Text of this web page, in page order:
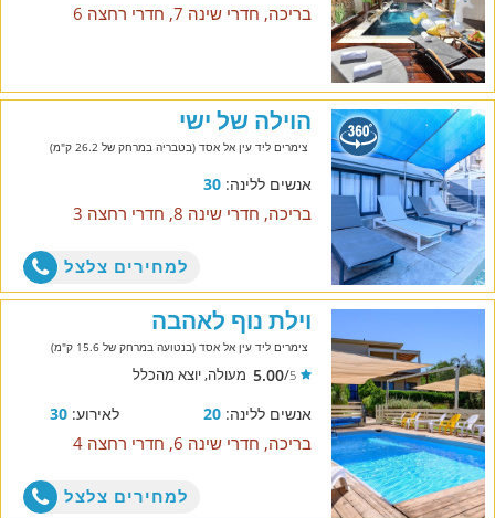
בריכה, חדרי שינה 7, חדרי רחצה 6
הוילה של ישי
צימרים ליד עין אל אסד (בטבריה במרחק של 26.2 ק"מ)
אנשים ללינה:30
בריכה, חדרי שינה 8, חדרי רחצה 3
למחירים צלצל
וילת נוף לאהבה
צימרים ליד עין אל אסד (בנטועה במרחק של 15.6 ק"מ)
5
/
5.00 מעולה, יוצא מהכלל
אנשים ללינה:20 לאירוע:30
בריכה, חדרי שינה 6, חדרי רחצה 4
למחירים צלצל